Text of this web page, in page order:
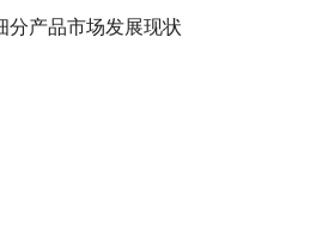
分产品市场发展现状